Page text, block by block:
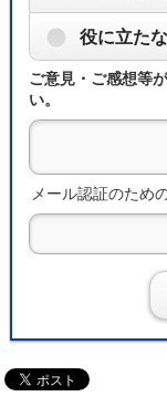
役に立た
ご意見・ご感想等
い。
メール認証のため